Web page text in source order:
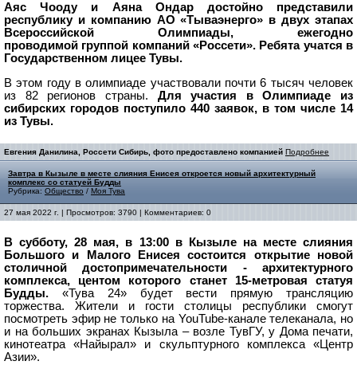
Аяс Чооду и Аяна Ондар достойно представили
республику и компанию АО «Тываэнерго» в двух этапах
Всероссийской Олимпиады, ежегодно
проводимой группой компаний «Россети». Ребята учатся в
Государственном лицее Тувы.
В этом году в олимпиаде участвовали почти 6 тысяч человек
из 82 регионов страны. Для участия в Олимпиаде из
сибирских городов поступило 440 заявок, в том числе 14
из Тувы.
Евгения Данилина, Россети Сибирь, фото предоставлено компанией Подробнее
Завтра в Кызыле в месте слияния Енисея откроется новый архитектурный
комплекс со статуей Будды
Рубрика: Общество / Моя Тува
27 мая 2022 г. | Просмотров: 3790 | Комментариев: 0
В субботу, 28 мая, в 13:00 в Кызыле на месте слияния
Большого и Малого Енисея состоится открытие новой
столичной достопримечательности - архитектурного
комплекса, центом которого станет 15-метровая статуя
Будды. «Тува 24» будет вести прямую трансляцию
торжества. Жители и гости столицы республики смогут
посмотреть эфир не только на YouTube-канале телеканала, но
и на больших экранах Кызыла – возле ТувГУ, у Дома печати,
кинотеатра «Найырал» и скульптурного комплекса «Центр
Азии».